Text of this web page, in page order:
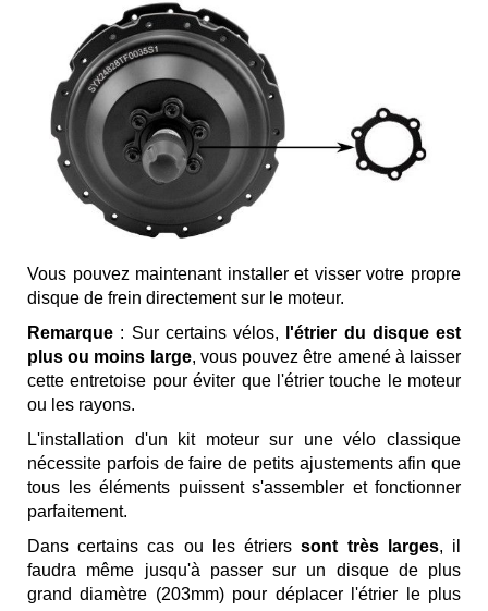
Vous pouvez maintenant installer et visser votre propre
disque de frein directement sur le moteur.
Remarque : Sur certains vélos,
l'étrier du disque est
plus ou moins large, vous pouvez être amené à laisser
cette entretoise pour éviter que l'étrier touche le moteur
ou les rayons.
L'installation d'un kit moteur sur une vélo classique
nécessite parfois de faire de petits ajustements afin que
tous les éléments puissent s'assembler et fonctionner
parfaitement.
Dans certains cas ou les étriers sont très larges, il
faudra même jusqu'à passer sur un disque de plus
grand diamètre (203mm) pour déplacer l'étrier le plus